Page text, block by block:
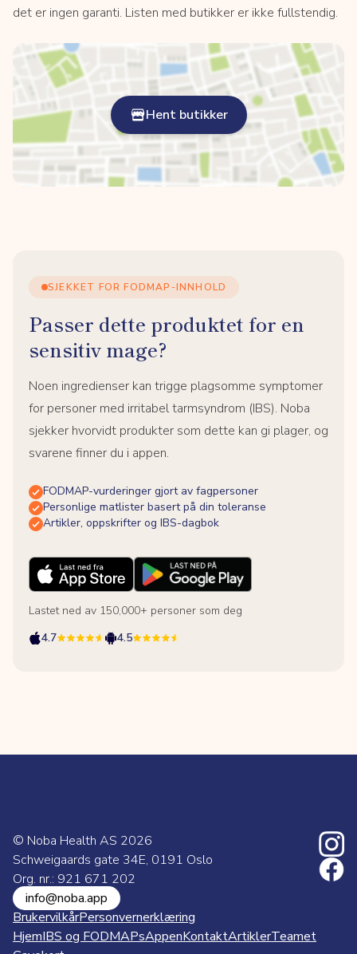
det er ingen garanti. Listen med butikker er ikke fullstendig.
Hent butikker
SJEKKET FOR FODMAP-INNHOLD
Passer dette produktet for en
sensitiv mage?
Noen ingredienser kan trigge plagsomme symptomer
for personer med irritabel tarmsyndrom (IBS). Noba
sjekker hvorvidt produkter som dette kan gi plager, og
svarene finner du i appen.
FODMAP-vurderinger gjort av fagpersoner
Personlige matlister basert på din toleranse
Artikler, oppskrifter og IBS-dagbok
Lastet ned av 150,000+ personer som deg
4.7
4.5
© Noba Health AS 2026
Schweigaards gate 34E, 0191 Oslo
Org. nr.: 921 671 202
info@noba.app
BrukervilkårPersonvernerklæring
HjemIBS og FODMAPsAppenKontaktArtiklerTeamet